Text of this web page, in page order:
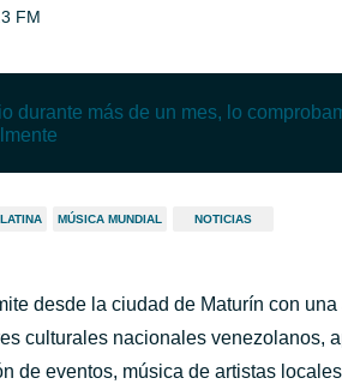
FM
durante más de un mes, lo
MÚSICA MUNDIAL NOTICIAS
desde la ciudad de Maturín con
culturales nacionales venezolanos,
de eventos, música de artistas